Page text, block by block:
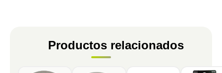
Productos relacionados